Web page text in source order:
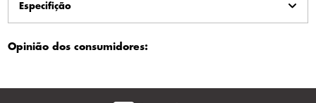
Especifição
Opinião dos consumidores: